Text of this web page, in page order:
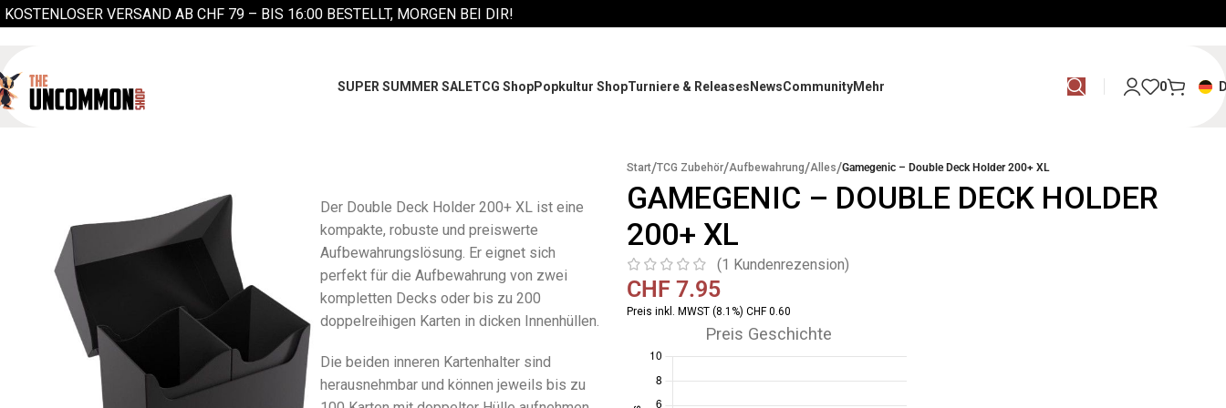
KOSTENLOSER VERSAND AB CHF 79 – BIS 16:00 BESTELLT, MORGEN BEI DIR!
SUPER SUMMER SALETCG ShopPopkultur ShopTurniere & ReleasesNewsCommunityMehr 0
Der Double Deck Holder 200+ XL ist eine
kompakte, robuste und preiswerte
Aufbewahrungslösung. Er eignet sich
perfekt für die Aufbewahrung von zwei
kompletten Decks oder bis zu 200
doppelreihigen Karten in dicken Innenhüllen.
Die beiden inneren Kartenhalter sind
herausnehmbar und können jeweils bis zu
Start/TCG Zubehör/Aufbewahrung/Alles/Gamegenic – Double Deck Holder 200+ XL
GAMEGENIC – DOUBLE DECK HOLDER
200+ XL
(1 Kundenrezension)
CHF 7.95
Preis inkl. MWST (8.1%) CHF 0.60
Preis Geschichte